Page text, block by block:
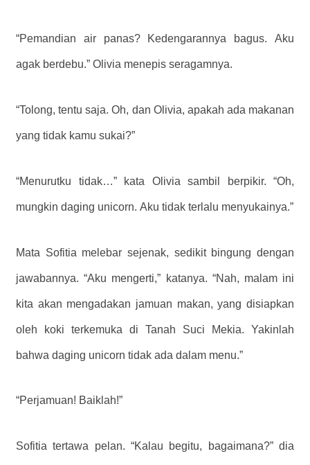
“Pemandian air panas? Kedengarannya bagus. Aku
agak berdebu.” Olivia menepis seragamnya.
“Tolong, tentu saja. Oh, dan Olivia, apakah ada makanan
yang tidak kamu sukai?”
“Menurutku tidak…” kata Olivia sambil berpikir. “Oh,
mungkin daging unicorn. Aku tidak terlalu menyukainya.”
Mata Sofitia melebar sejenak, sedikit bingung dengan
jawabannya. “Aku mengerti,” katanya. “Nah, malam ini
kita akan mengadakan jamuan makan, yang disiapkan
oleh koki terkemuka di Tanah Suci Mekia. Yakinlah
bahwa daging unicorn tidak ada dalam menu.”
“Perjamuan! Baiklah!”
Sofitia tertawa pelan. “Kalau begitu, bagaimana?” dia